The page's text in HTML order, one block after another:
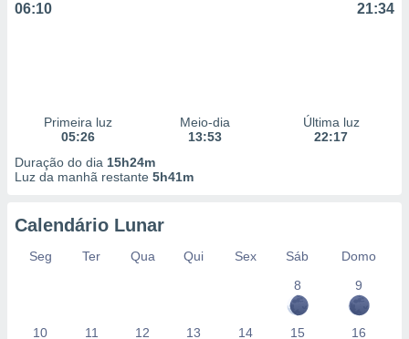
06:10 21:34
Primeira luz
05:26
Meio-dia
13:53
Última luz
22:17
Duração do dia 15h24m
Luz da manhã restante 5h41m
Calendário Lunar
Seg Ter Qua Qui Sex Sáb
Domo
8
9
10 11 12 13 14 15 16